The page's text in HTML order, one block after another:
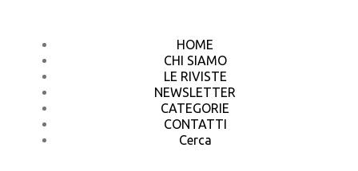
HOME
CHI SIAMO
LE RIVISTE
NEWSLETTER
CATEGORIE
CONTATTI
Cerca